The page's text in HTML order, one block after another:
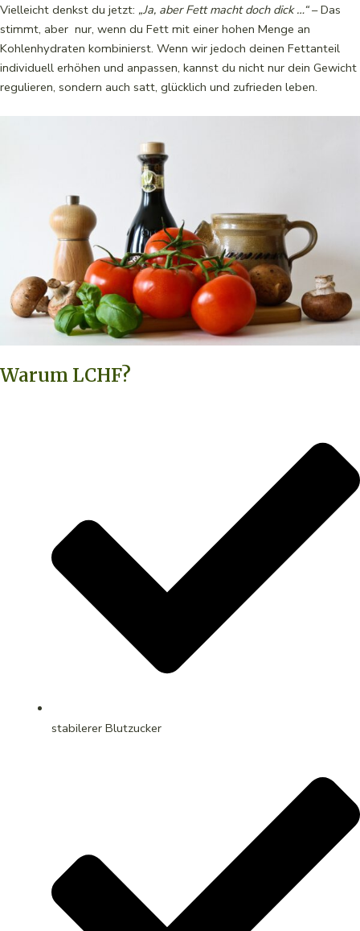
Vielleicht denkst du jetzt: „Ja, aber Fett macht doch dick …“– Das
stimmt, aber nur, wenn du Fett mit einer hohen Menge an
Kohlenhydraten kombinierst. Wenn wir jedoch deinen Fettanteil
individuell erhöhen und anpassen, kannst du nicht nur dein Gewicht
regulieren, sondern auch satt, glücklich und zufrieden leben.
Warum LCHF?
stabilerer Blutzucker